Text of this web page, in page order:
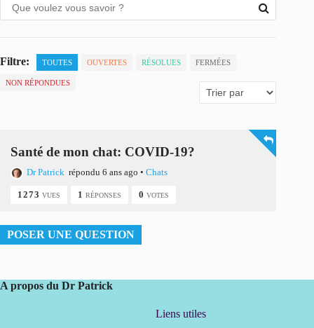
Filtre: TOUTES OUVERTES RÉSOLUES FERMÉES
NON RÉPONDUES
Santé de mon chat: COVID-19?
Dr Patrick répondu 6 ans ago • Chats
1273 VUES 1 RÉPONSES 0 VOTES
POSER UNE QUESTION
A propos du Dr Patrick
Liens utiles